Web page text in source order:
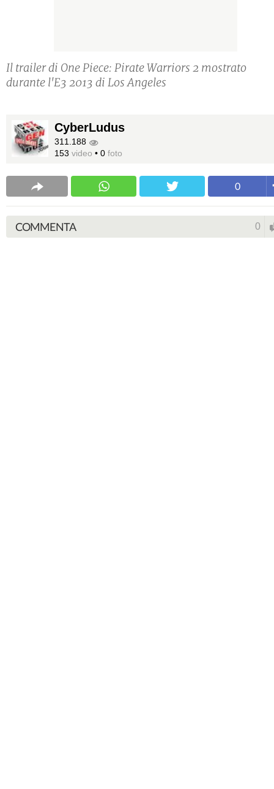
Il trailer di One Piece: Pirate Warriors 2 mostrato
durante l'E3 2013 di Los Angeles
CyberLudus
311.188
153 video • 0 foto
0
COMMENTA 0